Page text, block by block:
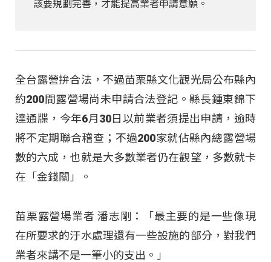
該要規劃完善，才能提高業者申請意願。
全台露營拚合法，不過苗栗縣文化觀光局公布縣內
約200間露營場尚未申請合法登記。縣長鍾東錦下
達通牒，今年6月30日以前業者須提出申請，逾時
將不定期聯合稽查；不過200家就佔縣內總露營場
數的六成，也就是大多數業者仍在觀望，多數就卡
在「金錢關」。
苗栗露營場業者 潘志剛：「最主要的是一些像現
在所要求的汙水處理還有一些設施的部分，對我們
業者來講不是一筆小的支出。」